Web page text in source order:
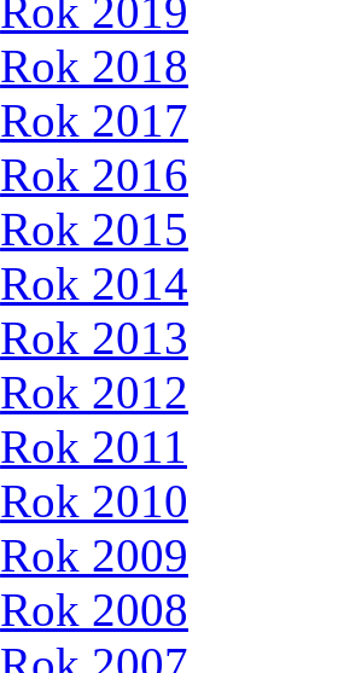
Rok 2019
Rok 2018
Rok 2017
Rok 2016
Rok 2015
Rok 2014
Rok 2013
Rok 2012
Rok 2011
Rok 2010
Rok 2009
Rok 2008